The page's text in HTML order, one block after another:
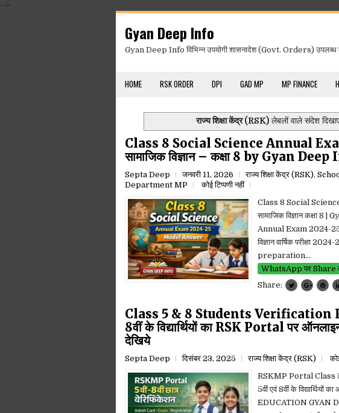
-->
Gyan Deep Info
Gyan Deep Info विभिन्न उपयोगी शासनादेश (Govt. Orders) उपलब्ध
HOME RSK ORDER DPI GAD MP MP FINANCE
राज्य शिक्षा केंद्र (RSK)लेबलों वाले संदेश
Class 8 Social Science Annual
सामाजिक विज्ञान – कक्षा 8 by Gyan
Septa Deep जनवरी 11, 2026 राज्य शिक्षा केंद्र (RSK),
Department MP
कोई टिप्पणी नहीं
Class 8 Social
सामाजिक विज्ञान कक्षा
Annual Exam 2024-25
विज्ञान वार्षिक परीक्षा
preparation...
WhatsApp पर Share
Share:
Class 5 & 8 Students Verification
8वीं के विद्यार्थियों का RSK Portal पर
देखिये
Septa Deep दिसंबर 23, 2025 राज्य शिक्षा केंद्र (RSK)
RSKMP Portal Class
5वीं एवं 8वीं के विद्यार्थियों
EDUCATION GYAN